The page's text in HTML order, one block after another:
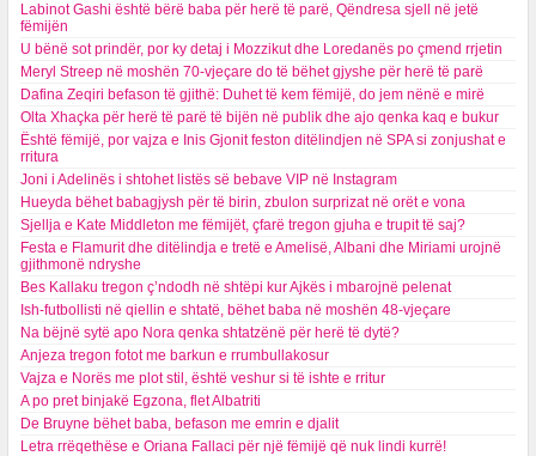
Labinot Gashi është bërë baba për herë të parë, Qëndresa sjell në jetë
fëmijën
U bënë sot prindër, por ky detaj i Mozzikut dhe Loredanës po çmend rrjetin
Meryl Streep në moshën 70-vjeçare do të bëhet gjyshe për herë të parë
Dafina Zeqiri befason të gjithë: Duhet të kem fëmijë, do jem nënë e mirë
Olta Xhaçka për herë të parë të bijën në publik dhe ajo qenka kaq e bukur
Është fëmijë, por vajza e Inis Gjonit feston ditëlindjen në SPA si zonjushat e
rritura
Joni i Adelinës i shtohet listës së bebave VIP në Instagram
Hueyda bëhet babagjysh për të birin, zbulon surprizat në orët e vona
Sjellja e Kate Middleton me fëmijët, çfarë tregon gjuha e trupit të saj?
Festa e Flamurit dhe ditëlindja e tretë e Amelisë, Albani dhe Miriami urojnë
gjithmonë ndryshe
Bes Kallaku tregon ç’ndodh në shtëpi kur Ajkës i mbarojnë pelenat
Ish-futbollisti në qiellin e shtatë, bëhet baba në moshën 48-vjeçare
Na bëjnë sytë apo Nora qenka shtatzënë për herë të dytë?
Anjeza tregon fotot me barkun e rrumbullakosur
Vajza e Norës me plot stil, është veshur si të ishte e rritur
A po pret binjakë Egzona, flet Albatriti
De Bruyne bëhet baba, befason me emrin e djalit
Letra rrëqethëse e Oriana Fallaci për një fëmijë që nuk lindi kurrë!